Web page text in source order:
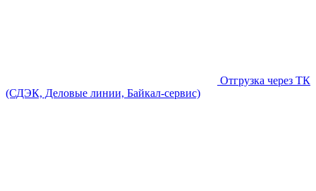
Отгрузка через ТК
(СДЭК, Деловые линии, Байкал-сервис)